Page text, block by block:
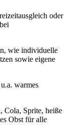
oder
wie individuelle
sowie eigene
warmes
Cola, Sprite, heiße
Obst für alle